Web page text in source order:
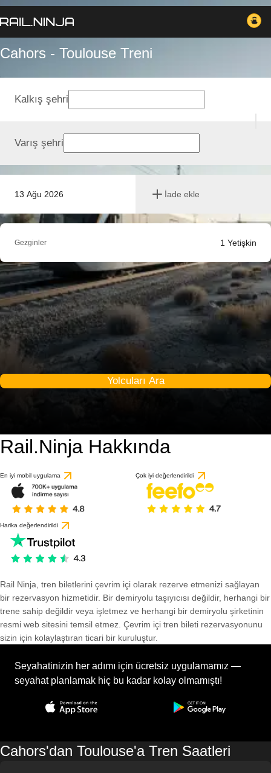
Cahors - Toulouse Treni
13 Ağu 2026 İade ekle
Kalkış şehri
Varış şehri
Gezginler 1 Yetişkin
Yolcuları Ara
Rail.Ninja Hakkında
En iyi mobil uygulama Çok iyi değerlendirildi
Harika değerlendirildi
Rail Ninja, tren biletlerini çevrim içi olarak rezerve etmenizi sağlayan
bir rezervasyon hizmetidir. Bir demiryolu taşıyıcısı değildir, herhangi bir
trene sahip değildir veya işletmez ve herhangi bir demiryolu şirketinin
resmi web sitesini temsil etmez. Çevrim içi tren bileti rezervasyonunu
sizin için kolaylaştıran ticari bir kuruluştur.
Seyahatinizin her adımı için ücretsiz uygulamamız —
seyahat planlamak hiç bu kadar kolay olmamıştı!
Cahors'dan Toulouse'a Tren Saatleri